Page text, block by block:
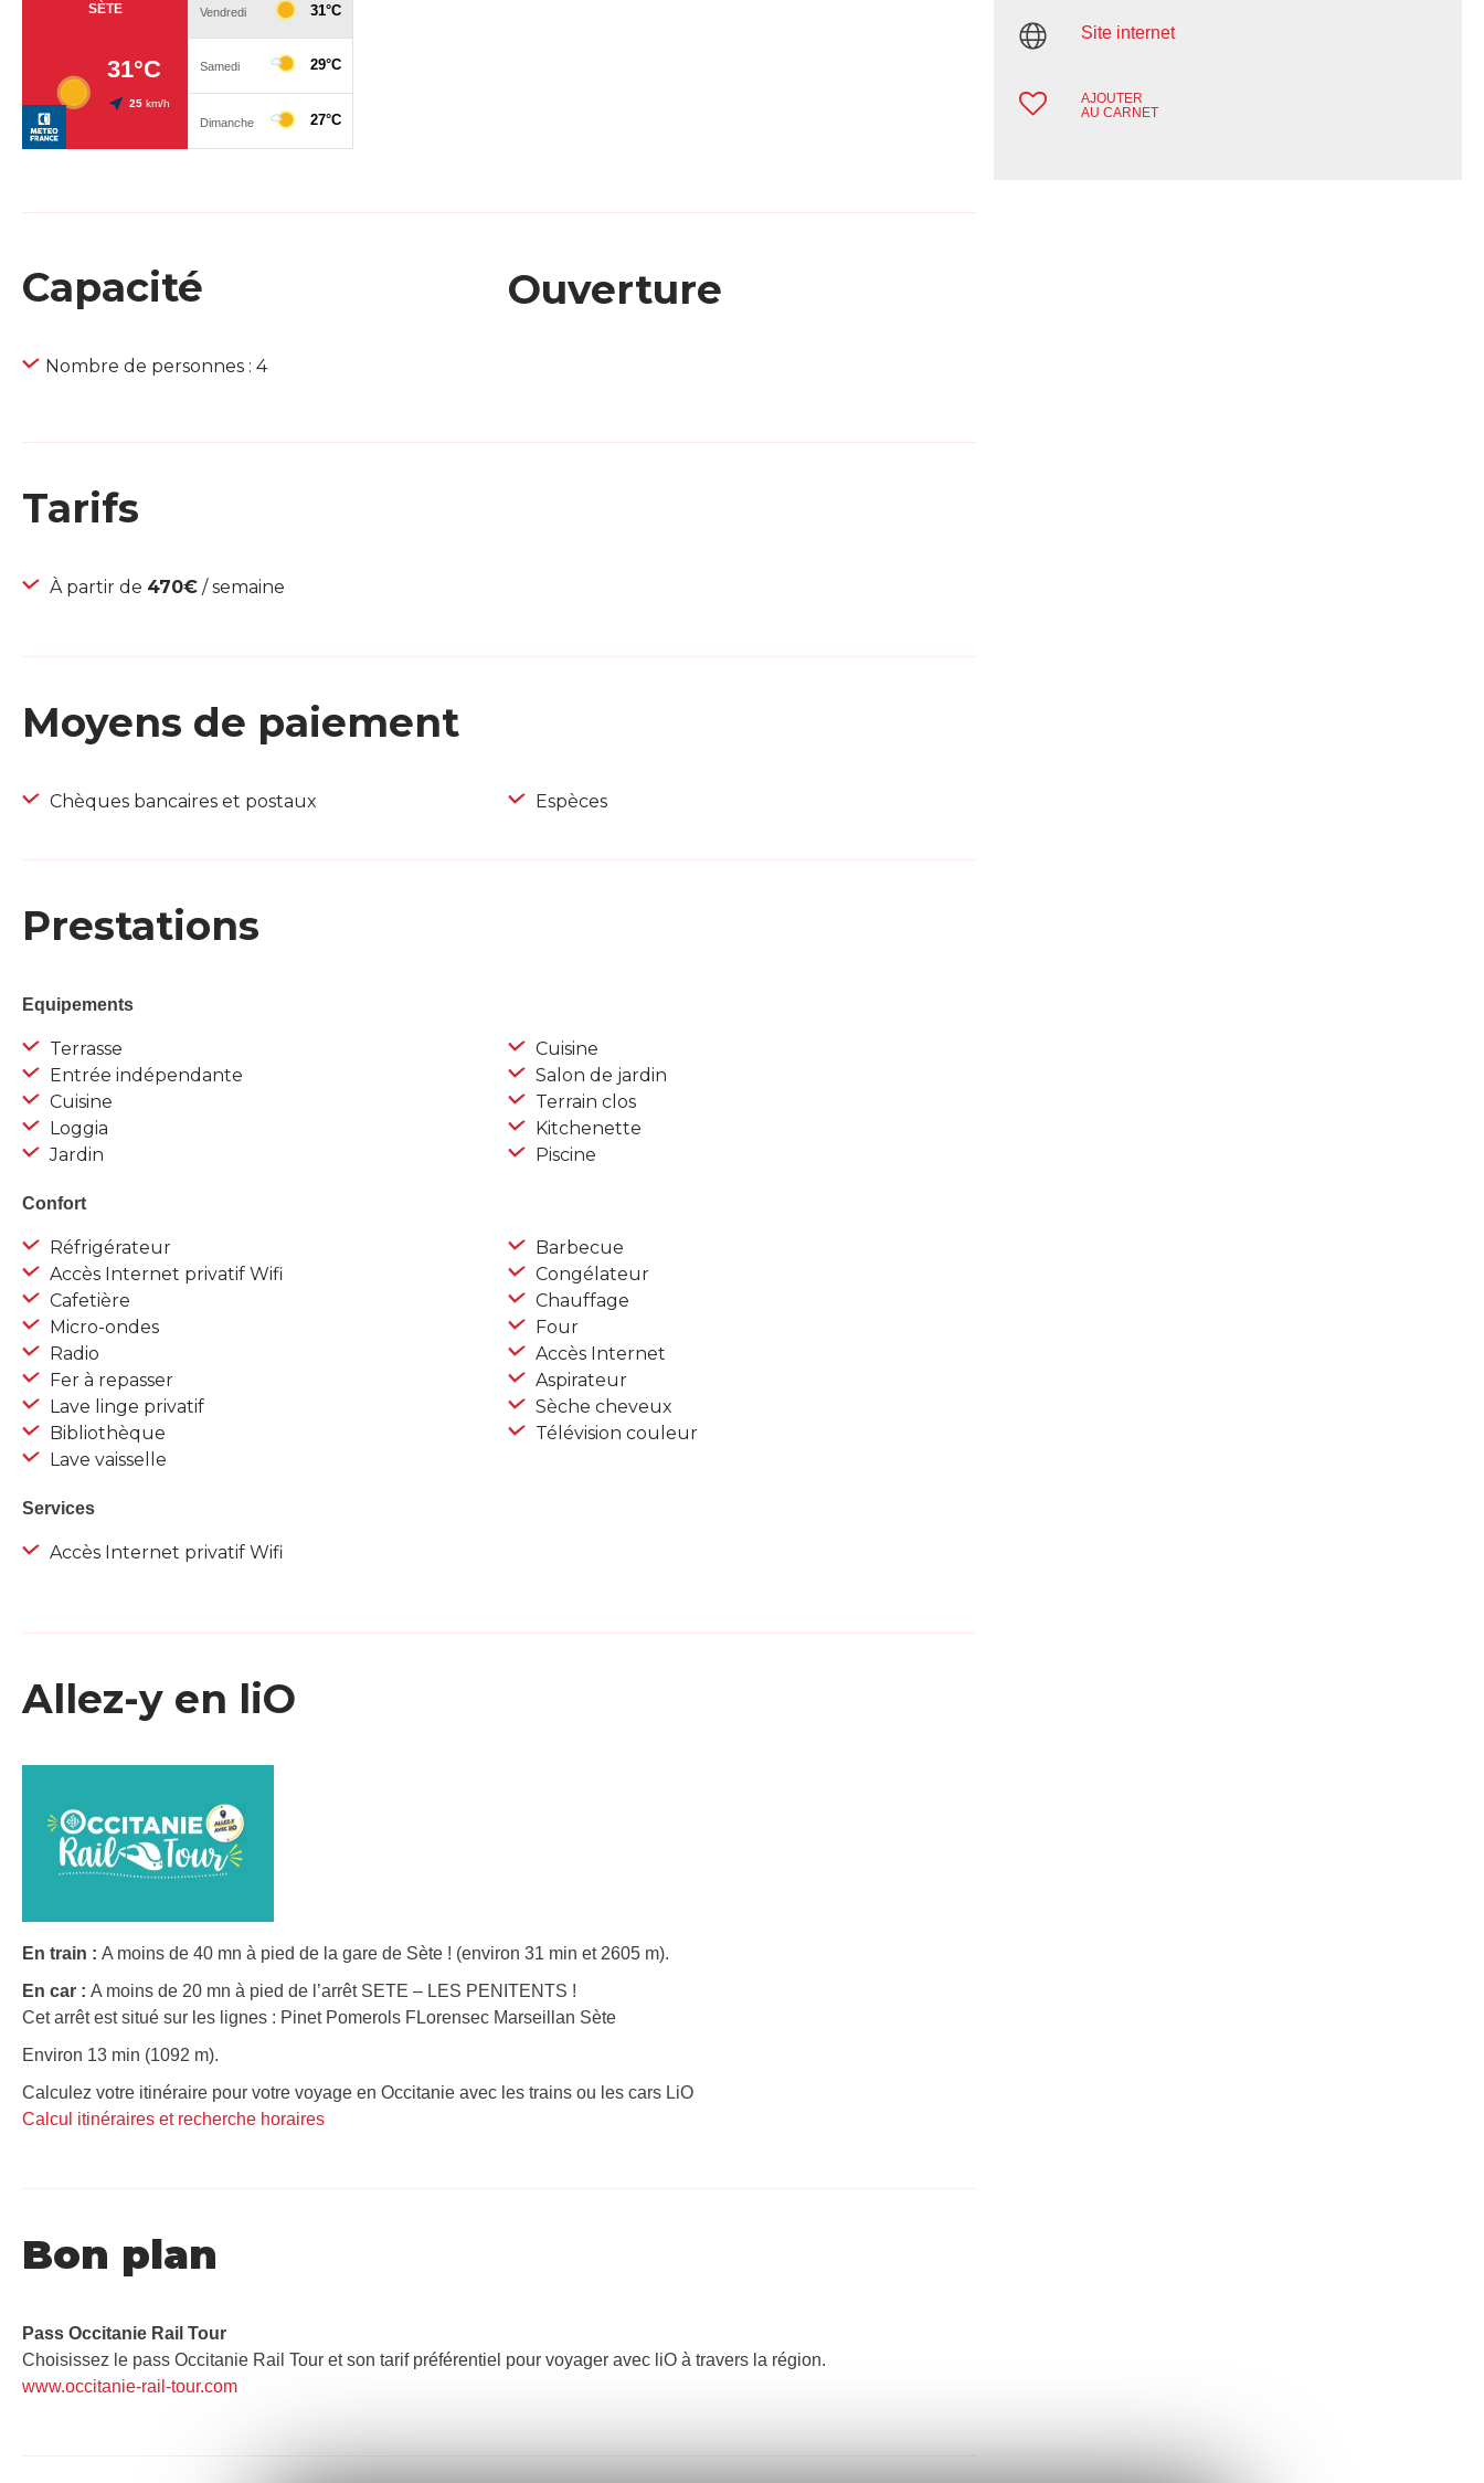
Capacité
Nombre de personnes : 4
Ouverture
Tarifs
À partir de 470€ / semaine
Moyens de paiement
Chèques bancaires et postaux Espèces
Prestations
Equipements
Terrasse
Entrée indépendante
Cuisine
Loggia
Jardin
Cuisine
Salon de jardin
Terrain clos
Kitchenette
Piscine
Confort
Réfrigérateur
Accès Internet privatif Wifi
Cafetière
Micro-ondes
Radio
Fer à repasser
Lave linge privatif
Bibliothèque
Lave vaisselle
Barbecue
Congélateur
Chauffage
Four
Accès Internet
Aspirateur
Sèche cheveux
Télévision couleur
Services
Accès Internet privatif Wifi
Allez-y en liO
En train : A moins de 40 mn à pied de la gare de Sète ! (environ 31 min et 2605 m).
En car : A moins de 20 mn à pied de l’arrêt SETE – LES PENITENTS !
Cet arrêt est situé sur les lignes : Pinet Pomerols FLorensec Marseillan Sète
Environ 13 min (1092 m).
Calculez votre itinéraire pour votre voyage en Occitanie avec les trains ou les cars LiO
Calcul itinéraires et recherche horaires
Bon plan
Pass Occitanie Rail Tour​
Choisissez le pass Occitanie Rail Tour et son tarif préférentiel pour voyager avec liO à travers la région.
www.occitanie-rail-tour.com
Site internet
AJOUTER
AU CARNET